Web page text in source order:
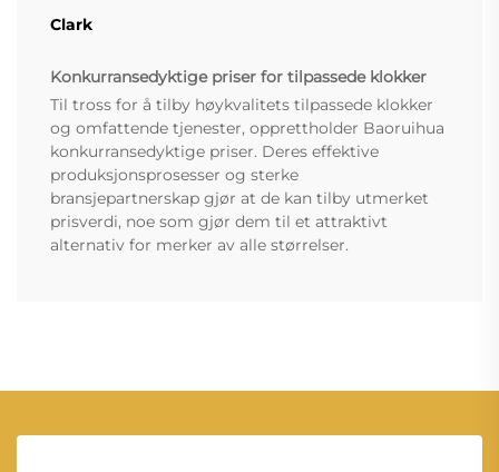
Clark
Konkurransedyktige priser for tilpassede klokker
Til tross for å tilby høykvalitets tilpassede klokker
og omfattende tjenester, opprettholder Baoruihua
konkurransedyktige priser. Deres effektive
produksjonsprosesser og sterke
bransjepartnerskap gjør at de kan tilby utmerket
prisverdi, noe som gjør dem til et attraktivt
alternativ for merker av alle størrelser.